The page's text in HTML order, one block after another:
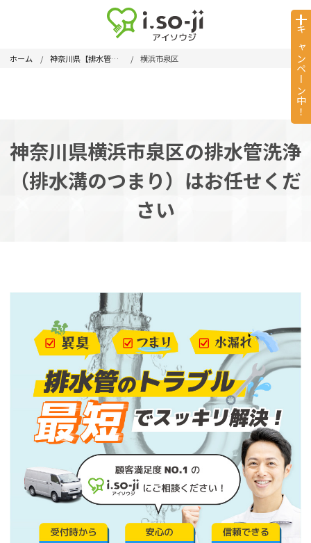
ホーム 神奈川県【排水管洗浄】 横浜市泉区
神奈川県横浜市泉区の排水管洗浄
（排水溝のつまり）はお任せくだ
さい
キャンペーン中！